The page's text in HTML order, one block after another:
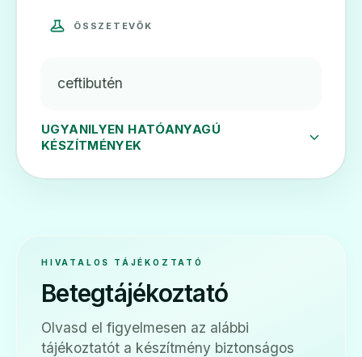
ÖSSZETEVŐK
ceftibutén
UGYANILYEN HATÓANYAGÚ
KÉSZÍTMÉNYEK
HIVATALOS TÁJÉKOZTATÓ
Betegtájékoztató
Olvasd el figyelmesen az alábbi
tájékoztatót a készítmény biztonságos